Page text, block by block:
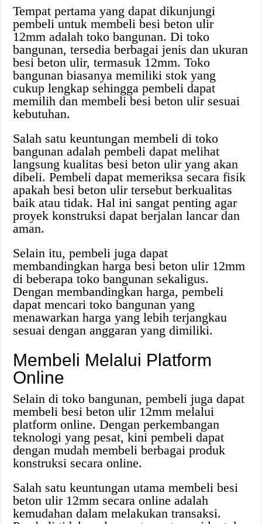
Tempat pertama yang dapat dikunjungi
pembeli untuk membeli besi beton ulir
12mm adalah toko bangunan. Di toko
bangunan, tersedia berbagai jenis dan ukuran
besi beton ulir, termasuk 12mm. Toko
bangunan biasanya memiliki stok yang
cukup lengkap sehingga pembeli dapat
memilih dan membeli besi beton ulir sesuai
kebutuhan.
Salah satu keuntungan membeli di toko
bangunan adalah pembeli dapat melihat
langsung kualitas besi beton ulir yang akan
dibeli. Pembeli dapat memeriksa secara fisik
apakah besi beton ulir tersebut berkualitas
baik atau tidak. Hal ini sangat penting agar
proyek konstruksi dapat berjalan lancar dan
aman.
Selain itu, pembeli juga dapat
membandingkan harga besi beton ulir 12mm
di beberapa toko bangunan sekaligus.
Dengan membandingkan harga, pembeli
dapat mencari toko bangunan yang
menawarkan harga yang lebih terjangkau
sesuai dengan anggaran yang dimiliki.
Membeli Melalui Platform
Online
Selain di toko bangunan, pembeli juga dapat
membeli besi beton ulir 12mm melalui
platform online. Dengan perkembangan
teknologi yang pesat, kini pembeli dapat
dengan mudah membeli berbagai produk
konstruksi secara online.
Salah satu keuntungan utama membeli besi
beton ulir 12mm secara online adalah
kemudahan dalam melakukan transaksi.